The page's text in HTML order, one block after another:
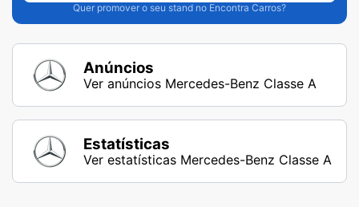
Quer promover o seu stand no Encontra Carros?
Anúncios
Ver anúncios Mercedes-Benz Classe A
Estatísticas
Ver estatísticas Mercedes-Benz Classe A